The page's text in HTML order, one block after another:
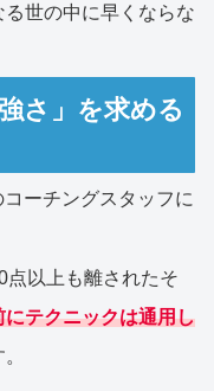
世の中に早くならな
さ」を求める
ーチングスタッフに
点以上も離されたそ
にテクニックは通用し